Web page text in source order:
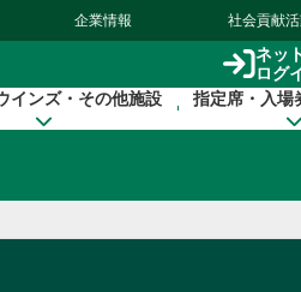
企業情報 社会貢献
ネッ
ログ
インズ・その他施設 指定席・入場